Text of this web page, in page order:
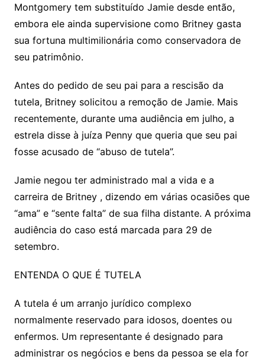
Montgomery tem substituído Jamie desde então,
embora ele ainda supervisione como Britney gasta
sua fortuna multimilionária como conservadora de
seu patrimônio.
Antes do pedido de seu pai para a rescisão da
tutela, Britney solicitou a remoção de Jamie. Mais
recentemente, durante uma audiência em julho, a
estrela disse à juíza Penny que queria que seu pai
fosse acusado de “abuso de tutela”.
Jamie negou ter administrado mal a vida e a
carreira de Britney , dizendo em várias ocasiões que
“ama” e “sente falta” de sua filha distante. A próxima
audiência do caso está marcada para 29 de
setembro.
ENTENDA O QUE É TUTELA
A tutela é um arranjo jurídico complexo
normalmente reservado para idosos, doentes ou
enfermos. Um representante é designado para
administrar os negócios e bens da pessoa se ela for